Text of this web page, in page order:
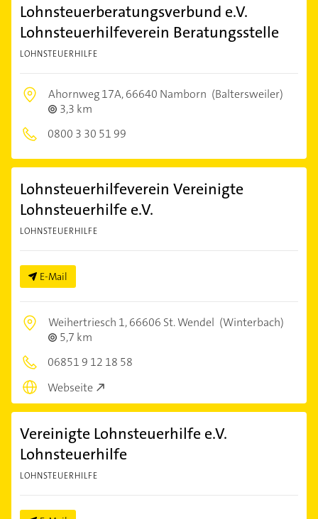
Lohnsteuerberatungsverbund e.V.
Lohnsteuerhilfeverein Beratungsstelle
LOHNSTEUERHILFE
Ahornweg 17A,66640 Namborn (Baltersweiler)
3,3 km
0800 3 30 51 99
Lohnsteuerhilfeverein Vereinigte
Lohnsteuerhilfe e.V.
LOHNSTEUERHILFE
E-Mail
Weihertriesch 1,66606 St. Wendel (Winterbach)
5,7 km
06851 9 12 18 58
Webseite
Vereinigte Lohnsteuerhilfe e.V.
Lohnsteuerhilfe
LOHNSTEUERHILFE